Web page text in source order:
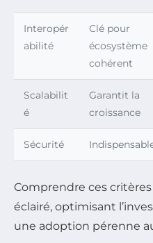
Interopér
abilité
Clé pour
écosystème
cohérent
Scalabilit
é
Garantit la
croissance
Sécurité
Comprendre ces
éclairé, optimisant
une adoption pérenne